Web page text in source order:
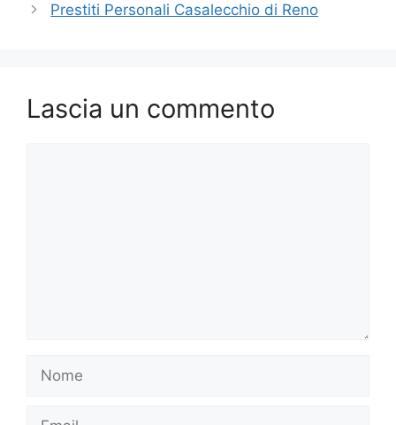
Prestiti Personali Casalecchio di Reno
Lascia un commento
Nome
Email